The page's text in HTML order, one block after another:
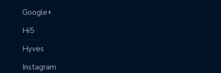
Google+
Hi5
Hyves
Instagram